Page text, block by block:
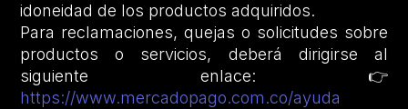
idoneidad de los productos adquiridos.
Para reclamaciones, quejas o solicitudes sobre
productos o servicios, deberá dirigirse al
siguiente enlace: 👉
https://www.mercadopago.com.co/ayuda